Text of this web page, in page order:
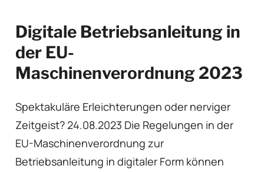
Digitale Betriebsanleitung in
der EU-
Maschinenverordnung 2023
Spektakuläre Erleichterungen oder nerviger
Zeitgeist? 24.08.2023 Die Regelungen in der
EU-Maschinenverordnung zur
Betriebsanleitung in digitaler Form können